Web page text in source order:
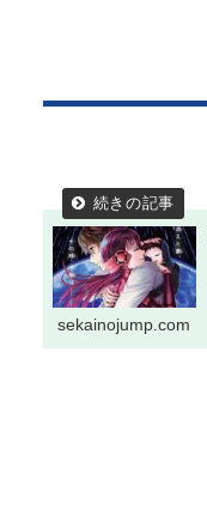
sekainojump.com